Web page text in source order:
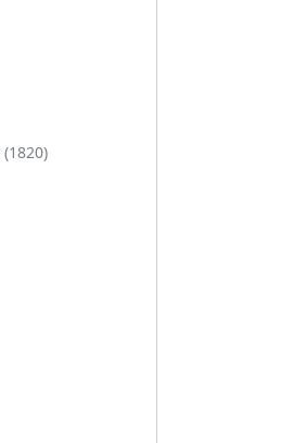
(1820)